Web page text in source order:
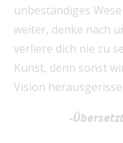
unbeständiges
weiter, denke nach
verliere dich nie zu
Kunst, denn sonst
Vision
-